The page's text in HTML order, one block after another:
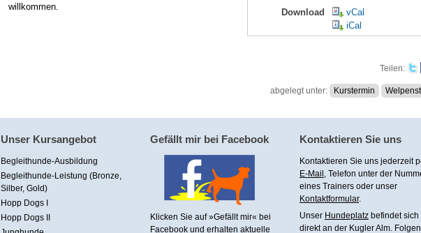
Download
vCal
iCal
willkommen.
Teilen:
abgelegt unter: Kurstermin
Unser Kursangebot
Begleithunde-Ausbildung
Begleithunde-Leistung (Bronze,
Silber, Gold)
Hopp Dogs I
Hopp Dogs II
Gefällt mir bei Facebook
Klicken Sie auf »Gefällt mir« bei
Facebook und erhalten aktuelle
Kontaktieren Sie uns
Kontaktieren Sie uns jederzeit
E-Mail , Telefon unter der
eines Trainers oder unser
Kontaktformular.
Unser Hundeplatz befindet sich
direkt an der Kugler Alm. Folgen